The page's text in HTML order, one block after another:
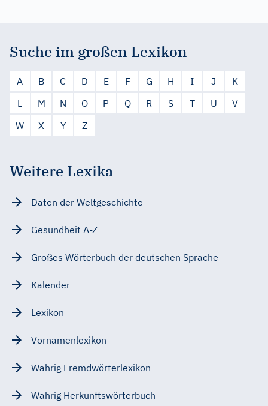
Suche im großen Lexikon
A B C D E F G H I J
K
L
M N O P Q R S T U
V
W
X Y Z
Weitere Lexika
Daten der Weltgeschichte
Gesundheit A-Z
Großes Wörterbuch der deutschen Sprache
Kalender
Lexikon
Vornamenlexikon
Wahrig Fremdwörterlexikon
Wahrig Herkunftswörterbuch